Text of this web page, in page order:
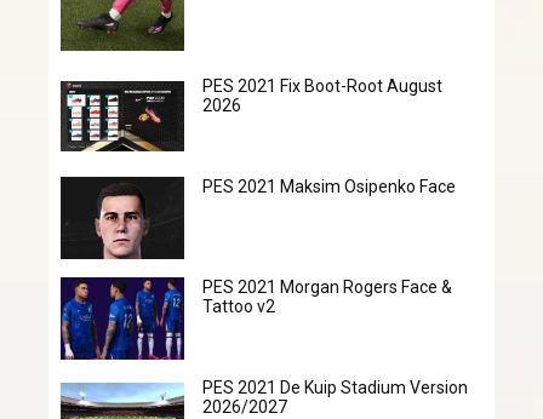
PES 2021 Fix Boot-Root August
2026
PES 2021 Maksim Osipenko Face
PES 2021 Morgan Rogers Face &
Tattoo v2
PES 2021 De Kuip Stadium Version
2026/2027